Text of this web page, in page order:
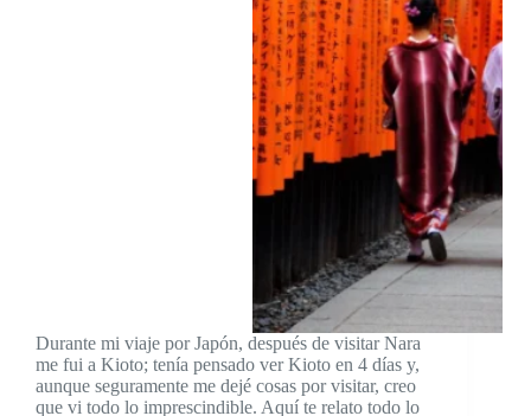
Durante mi viaje por Japón, después de visitar Nara
me fui a Kioto; tenía pensado ver Kioto en 4 días y,
aunque seguramente me dejé cosas por visitar, creo
que vi todo lo imprescindible. Aquí te relato todo lo